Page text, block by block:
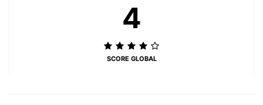
4
SCORE GLOBAL